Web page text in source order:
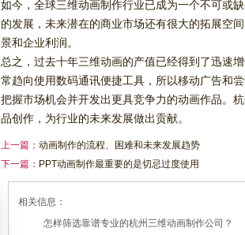
如今，全球三维动画制作行业已成为一个不可或
的发展，未来潜在的商业市场还有很大的拓展空
景和企业利润。
总之，过去十年三维动画的产值已经得到了迅速
常趋向使用数码通讯便捷工具，所以移动广告和
把握市场机会并开发出更具竞争力的动画作品。
品创作，为行业的未来发展做出贡献。
上一篇： 动画制作的流程、困难和未来发展趋势
下一篇： PPT动画制作最重要的是切忌过度使用
相关信息：
怎样筛选靠谱专业的杭州三维动画制作公司？